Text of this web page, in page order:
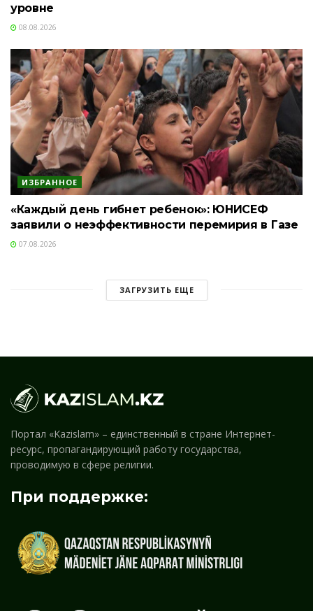
уровне
08.08.2026
ИЗБРАННОЕ
«Каждый день гибнет ребенок»: ЮНИСЕФ
заявили о неэффективности перемирия в Газе
07.08.2026
ЗАГРУЗИТЬ ЕЩЕ
Портал «Kazislam» – единственный в стране Интернет-
ресурс, пропагандирующий работу государства,
проводимую в сфере религии.
При поддержке: